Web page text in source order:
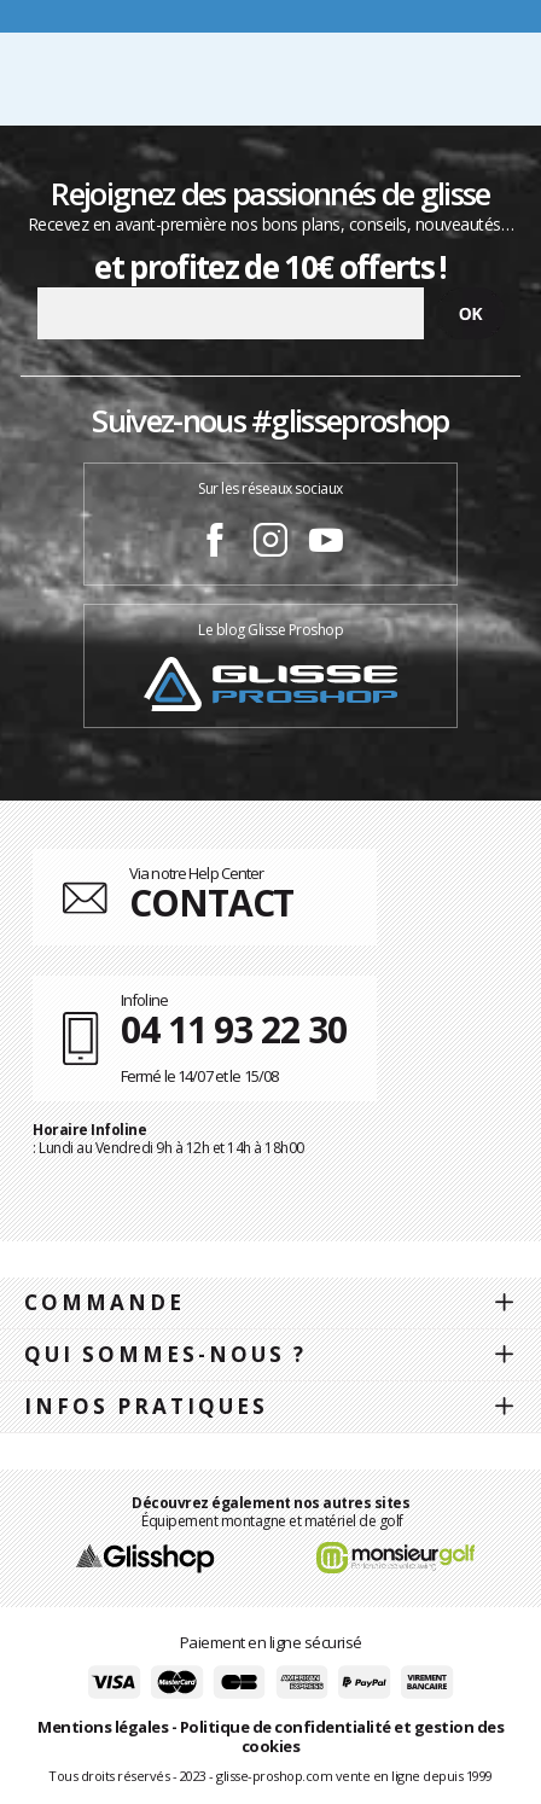
Rejoignez des passionnés de glisse
Recevez en avant-première nos bons plans, conseils, nouveautés…
et profitez de 10€ offerts !
Suivez-nous #glisseproshop
Sur les réseaux sociaux
Le blog Glisse Proshop
Via notre Help Center
CONTACT
Infoline
04 11 93 22 30
Fermé le 14/07 et le 15/08
Horaire Infoline
: Lundi au Vendredi 9h à 12h et 14h à 18h00
COMMANDE
QUI SOMMES-NOUS ?
INFOS PRATIQUES
Découvrez également nos autres sites
Équipement montagne et matériel de golf
Paiement en ligne sécurisé
Mentions légales- Politique de confidentialité et gestion des
cookies
Tous droits réservés - 2023 - glisse-proshop.com vente en ligne depuis 1999